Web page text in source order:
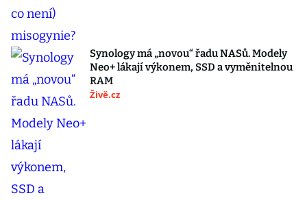
Synology má „novou“ řadu NASů. Modely
Neo+ lákají výkonem, SSD a vyměnitelnou
RAM
Živě.cz